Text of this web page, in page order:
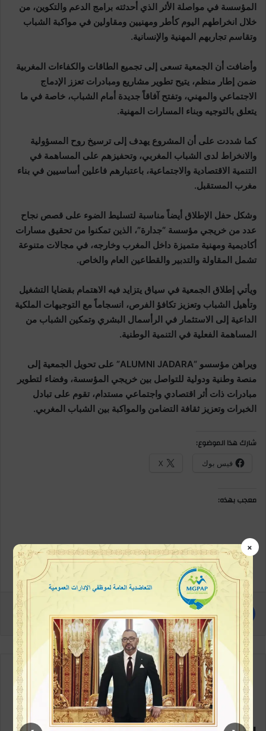
المؤسسة في مواصلة الأثر الذي أحدثته برامج الدعم والتكوين، من
خلال انخراطهم اليوم كأطر ومهنيين ومقاولين في مواكبة الشباب
وتقاسم تجاربهم المهنية والإنسانية.
وأضافت أن الجمعية تسعى إلى تجميع الطاقات والكفاءات المغربية
ضمن إطار منظم، يتيح تطوير مشاريع ومبادرات تعزز الإدماج
الاجتماعي والمهني، وتفتح آفاقاً جديدة أمام الشباب، خاصة في ما
يتعلق بالتوجيه وبناء المسارات المهنية.
كما شددت على أن المشروع يهدف إلى ترسيخ روح المسؤولية
والانخراط لدى الشباب المغربي، وتحفيزهم على المساهمة في
التنمية الاقتصادية والاجتماعية، باعتبارهم فاعلين أساسيين في بناء
مغرب المستقبل.
وشكل حفل الإطلاق أيضاً مناسبة لتسليط الضوء على قصص نجاح
عدد من خريجي مؤسسة “جدارة”، الذين تمكنوا من تحقيق مسارات
أكاديمية ومهنية متميزة داخل المغرب وخارجه، في مجالات متنوعة
تشمل المقاولة والتدبير والقطاعين العام والخاص.
ويأتي إطلاق الجمعية في سياق يتزايد فيه الاهتمام بقضايا التشغيل
وتأهيل الشباب وتعزيز تكافؤ الفرص، انسجاماً مع التوجيهات الملكية
الداعية إلى الاستثمار في الرأسمال البشري وتمكين الشباب من
المساهمة الفعلية في التنمية الوطنية.
ويراهن مؤسسو “ALUMNI JADARA” على تحويل الجمعية إلى
منصة وطنية ودولية للتواصل بين خريجي المؤسسة، وفضاء لتطوير
مبادرات ذات أثر اقتصادي واجتماعي مستدام، تقوم على تبادل
الخبرات وتعزيز ثقافة التضامن والمواكبة بين الشباب المغربي.
شارك هذا الموضوع:
فيس بوك X
معجب بهذه:
مع كل متابعة جديدة
×